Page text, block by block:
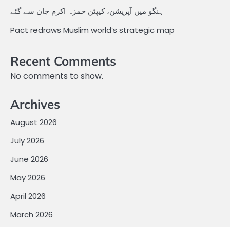
ہنگو میں آپریشن، کیپٹن حمزہ اکرم جان سے گئے
Pact redraws Muslim world’s strategic map
Recent Comments
No comments to show.
Archives
August 2026
July 2026
June 2026
May 2026
April 2026
March 2026